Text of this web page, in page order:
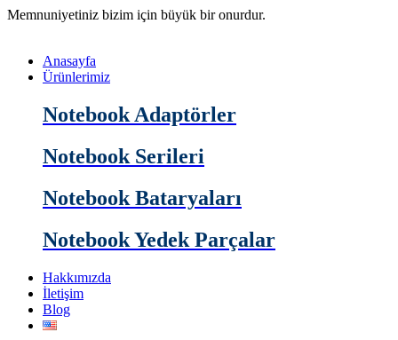
Memnuniyetiniz bizim için büyük bir onurdur.
Anasayfa
Ürünlerimiz
Notebook Adaptörler
Notebook Serileri
Notebook Bataryaları
Notebook Yedek Parçalar
Hakkımızda
İletişim
Blog